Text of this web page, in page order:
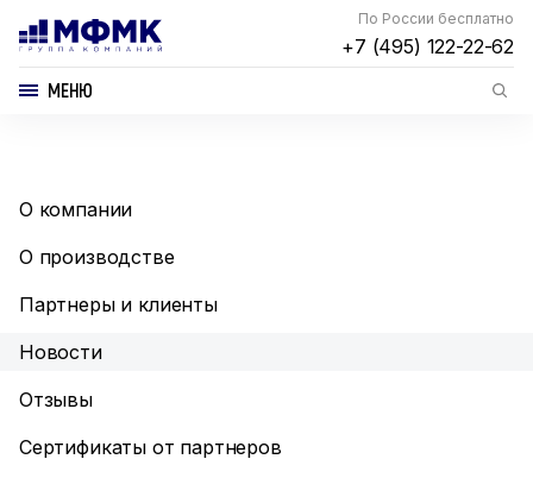
По России бесплатно
+7 (495) 122-22-62
МЕНЮ
О компании
О производстве
Партнеры и клиенты
Новости
Отзывы
Сертификаты от партнеров